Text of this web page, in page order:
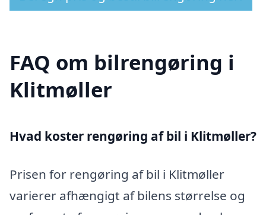
FAQ om bilrengøring i
Klitmøller
Hvad koster rengøring af bil i Klitmøller?
Prisen for rengøring af bil i Klitmøller
varierer afhængigt af bilens størrelse og